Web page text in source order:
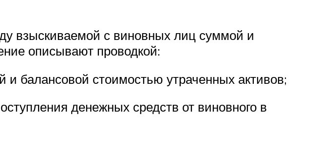
взыскиваемой с виновных лиц суммой и
описывают проводкой:
балансовой стоимостью утраченных активов;
денежных средств от виновного в